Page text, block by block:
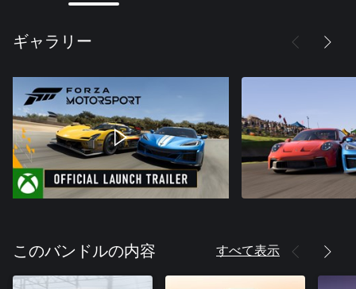
ギャラリー
このバンドルの内容 すべて表示